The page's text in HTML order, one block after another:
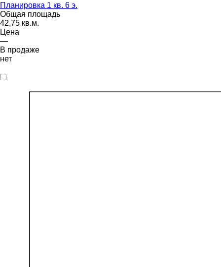
Планировка 1 кв. 6 э.
Общая площадь
42,75 кв.м.
Цена
—
В продаже
нет